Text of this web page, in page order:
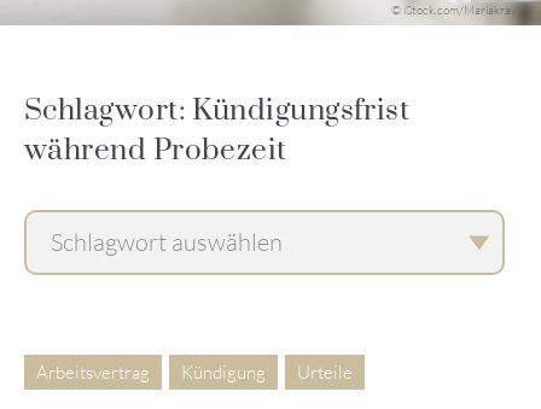
Arbeitsrecht
© iStock.com/Mariakray
Schlagwort: Kündigungsfrist
während Probezeit
Arbeitsvertrag Kündigung Urteile